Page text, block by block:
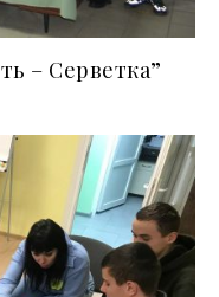
– Серветка”